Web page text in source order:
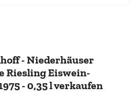
- Niederhäuser
Riesling Eiswein-
- 0,35 l verkaufen